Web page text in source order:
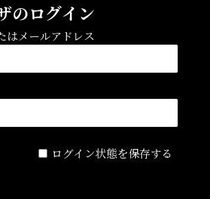
のログイン
はメールアドレス
ログイン状態を保存する